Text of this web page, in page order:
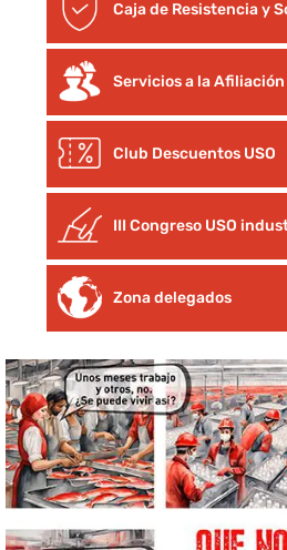
Caja de Resistencia y
Servicios a la Afiliación
Club Descuentos USO
III Congreso USO
Zona delegados